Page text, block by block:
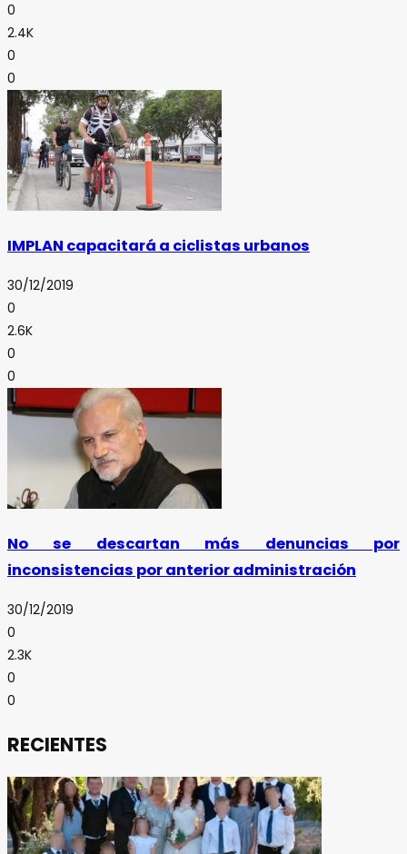
0
2.4K
0
0
IMPLAN capacitará a ciclistas urbanos
30/12/2019
0
2.6K
0
0
No se descartan más denuncias por
inconsistencias por anterior administración
30/12/2019
0
2.3K
0
0
RECIENTES